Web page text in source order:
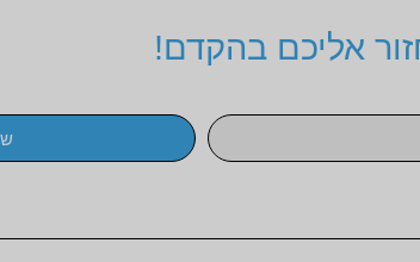
אליכם בהקדם!